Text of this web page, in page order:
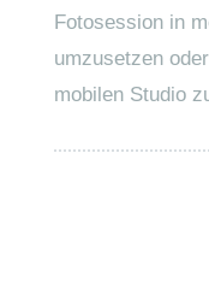
Fotosession in
umzusetzen
mobilen Studio